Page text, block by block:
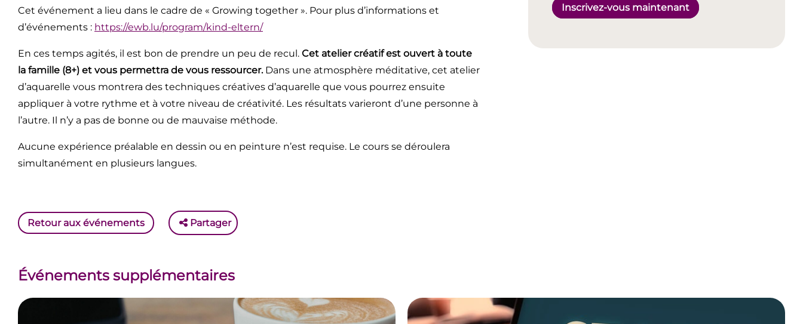
Cet événement a lieu dans le cadre de « Growing together ». Pour plus d’informations et
d’événements : https://ewb.lu/program/kind-eltern/
En ces temps agités, il est bon de prendre un peu de recul. Cet atelier créatif est ouvert à toute
la famille (8+) et vous permettra de vous ressourcer.Dans une atmosphère méditative, cet atelier
d’aquarelle vous montrera des techniques créatives d’aquarelle que vous pourrez ensuite
appliquer à votre rythme et à votre niveau de créativité. Les résultats varieront d’une personne à
l’autre. Il n’y a pas de bonne ou de mauvaise méthode.
Aucune expérience préalable en dessin ou en peinture n’est requise. Le cours se déroulera
simultanément en plusieurs langues.
Retour aux événements Partager
Inscrivez-vous maintenant
Événements supplémentaires